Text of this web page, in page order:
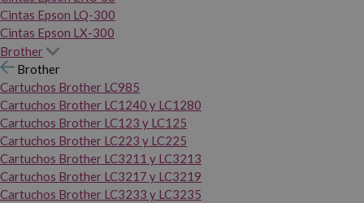
Cintas Epson LQ-300
Cintas Epson LX-300
Brother
Brother
Cartuchos Brother LC985
Cartuchos Brother LC1240 y LC1280
Cartuchos Brother LC123 y LC125
Cartuchos Brother LC223 y LC225
Cartuchos Brother LC3211 y LC3213
Cartuchos Brother LC3217 y LC3219
Cartuchos Brother LC3233 y LC3235